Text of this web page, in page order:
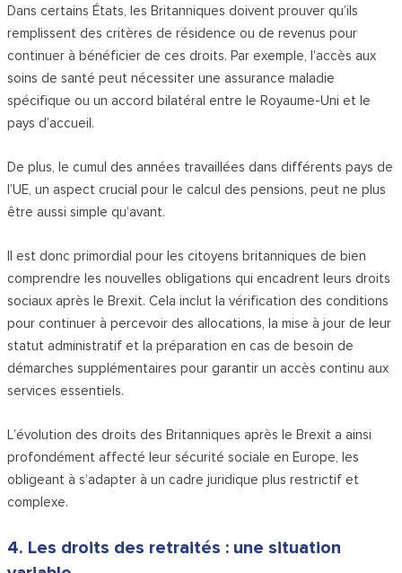
Dans certains États, les Britanniques doivent prouver qu’ils
remplissent des critères de résidence ou de revenus pour
continuer à bénéficier de ces droits. Par exemple, l’accès aux
soins de santé peut nécessiter une assurance maladie
spécifique ou un accord bilatéral entre le Royaume-Uni et le
pays d’accueil.
De plus, le cumul des années travaillées dans différents pays de
l’UE, un aspect crucial pour le calcul des pensions, peut ne plus
être aussi simple qu’avant.
Il est donc primordial pour les citoyens britanniques de bien
comprendre les nouvelles obligations qui encadrent leurs droits
sociaux après le Brexit. Cela inclut la vérification des conditions
pour continuer à percevoir des allocations, la mise à jour de leur
statut administratif et la préparation en cas de besoin de
démarches supplémentaires pour garantir un accès continu aux
services essentiels.
L’évolution des droits des Britanniques après le Brexit a ainsi
profondément affecté leur sécurité sociale en Europe, les
obligeant à s’adapter à un cadre juridique plus restrictif et
complexe.
4. Les droits des retraités : une situation